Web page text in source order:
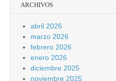
ARCHIVOS
abril 2026
marzo 2026
febrero 2026
enero 2026
diciembre 2025
noviembre 2025